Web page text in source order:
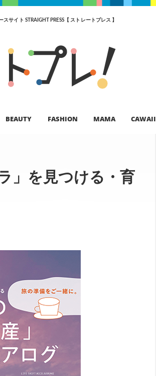
スサイト STRAIGHT PRESS【 ストレートプレス 】
BEAUTY FASHION MAMA CAWAII
」を見つける・育